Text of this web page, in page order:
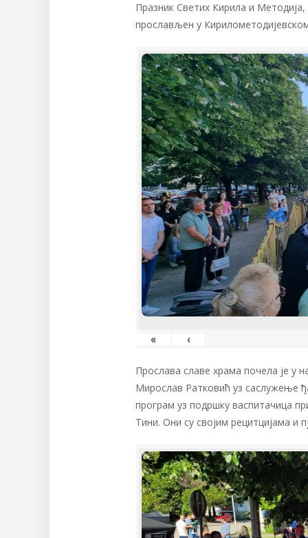
Празник Светих Кирила и
прослављен у
« ‹
Прослава славе храма почела је у
Мирослав Ратковић уз саслужење
програм уз подршку васпитачица
Тини. Они су својим рецитцијама и